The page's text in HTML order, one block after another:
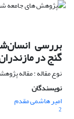
بررسی
گنج در
نوع مقاله : مقاله
نویسندگان
امیر هاشمی مقدم
2